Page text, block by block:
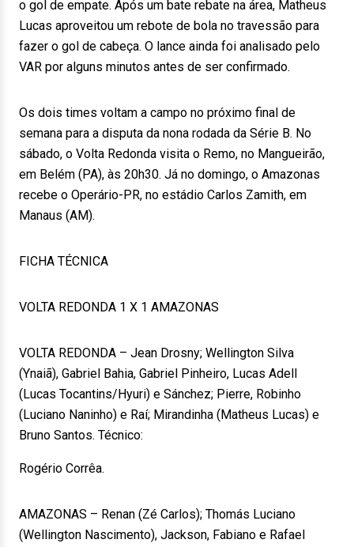
o gol de empate. Após um bate rebate na área, Matheus
Lucas aproveitou um rebote de bola no travessão para
fazer o gol de cabeça. O lance ainda foi analisado pelo
VAR por alguns minutos antes de ser confirmado.
Os dois times voltam a campo no próximo final de
semana para a disputa da nona rodada da Série B. No
sábado, o Volta Redonda visita o Remo, no Mangueirão,
em Belém (PA), às 20h30. Já no domingo, o Amazonas
recebe o Operário-PR, no estádio Carlos Zamith, em
Manaus (AM).
FICHA TÉCNICA
VOLTA REDONDA 1 X 1 AMAZONAS
VOLTA REDONDA – Jean Drosny; Wellington Silva
(Ynaiã), Gabriel Bahia, Gabriel Pinheiro, Lucas Adell
(Lucas Tocantins/Hyuri) e Sánchez; Pierre, Robinho
(Luciano Naninho) e Raí; Mirandinha (Matheus Lucas) e
Bruno Santos. Técnico:
Rogério Corrêa.
AMAZONAS – Renan (Zé Carlos); Thomás Luciano
(Wellington Nascimento), Jackson, Fabiano e Rafael